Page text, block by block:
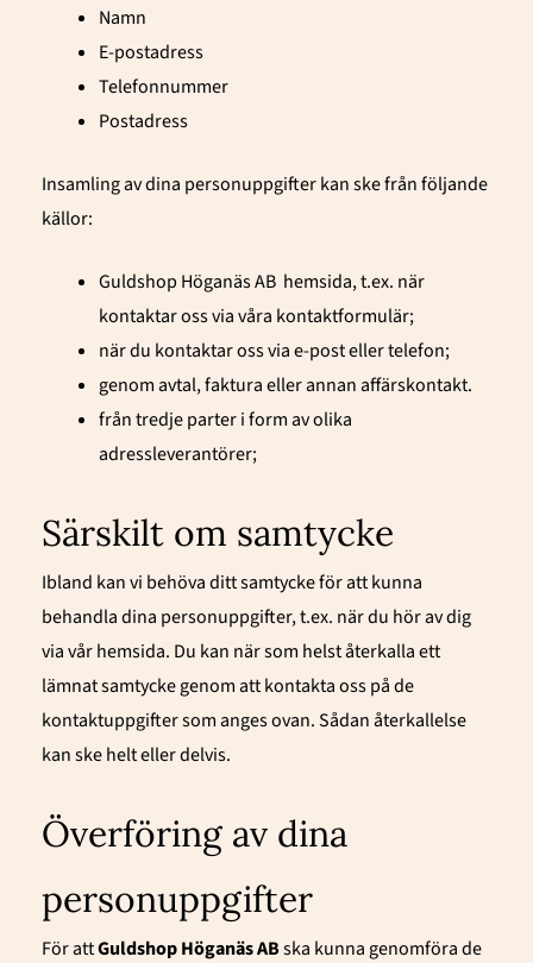
Namn
E-postadress
Telefonnummer
Postadress
Insamling av dina personuppgifter kan ske från följande
källor:
Guldshop Höganäs AB hemsida, t.ex. när
kontaktar oss via våra kontaktformulär;
när du kontaktar oss via e-post eller telefon;
genom avtal, faktura eller annan affärskontakt.
från tredje parter i form av olika
adressleverantörer;
Särskilt om samtycke
Ibland kan vi behöva ditt samtycke för att kunna
behandla dina personuppgifter, t.ex. när du hör av dig
via vår hemsida. Du kan när som helst återkalla ett
lämnat samtycke genom att kontakta oss på de
kontaktuppgifter som anges ovan. Sådan återkallelse
kan ske helt eller delvis.
Överföring av dina
personuppgifter
För attGuldshop Höganäs ABska kunna genomföra de